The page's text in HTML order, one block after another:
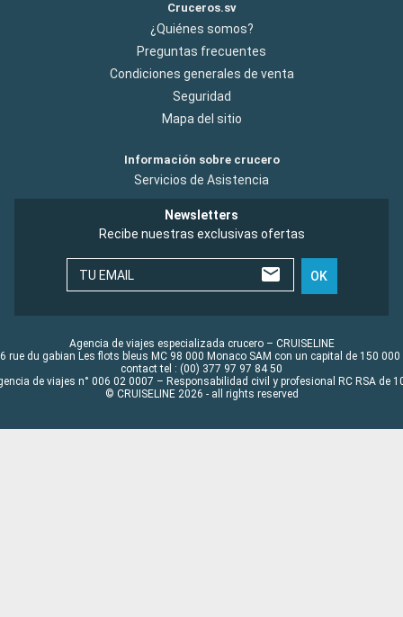
Cruceros.sv
¿Quiénes somos?
Preguntas frecuentes
Condiciones generales de venta
Seguridad
Mapa del sitio
Información sobre crucero
Servicios de Asistencia
Newsletters
Recibe nuestras exclusivas ofertas
TU EMAIL OK
Agencia de viajes especializada crucero – CRUISELINE
rue du gabian Les flots bleus MC 98 000 Monaco SAM con un capital de 150 000
contact tel : (00) 377 97 97 84 50
de viajes n° 006 02 0007 – Responsabilidad civil y profesional RC RSA de
© CRUISELINE 2026 - all rights reserved